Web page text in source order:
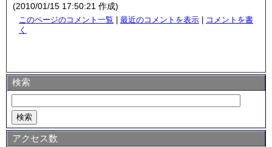
(2010/01/15 17:50:21 作成)
このページのコメント一覧 | 最近のコメントを表示 | コメントを書
く
検索
アクセス数